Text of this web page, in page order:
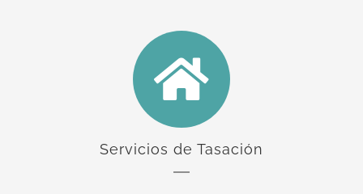
Servicios de Tasación